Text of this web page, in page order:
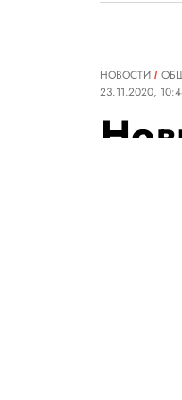
НОВОСТИ
23.11.2020,